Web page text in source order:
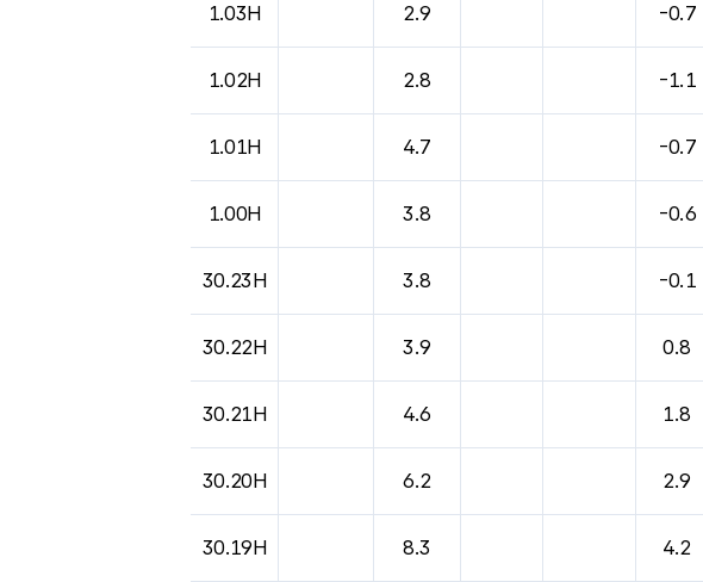
1.03H 2.9 -0.7
1.02H 2.8 -1.1
1.01H 4.7 -0.7
1.00H 3.8 -0.6
30.23H 3.8 -0.1
30.22H 3.9 0.8
30.21H 4.6 1.8
30.20H 6.2 2.9
30.19H 8.3 4.2